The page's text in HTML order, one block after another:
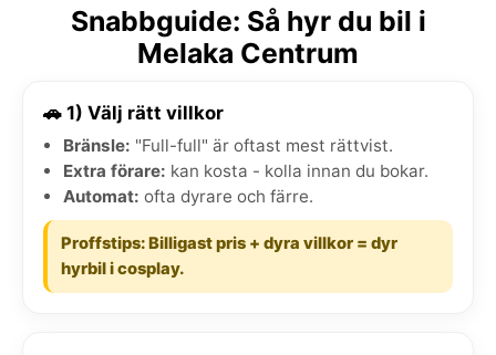
Snabbguide: Så hyr du bil i
Melaka Centrum
🚗 1) Välj rätt villkor
Bränsle: "Full-full" är oftast mest rättvist.
Extra förare: kan kosta - kolla innan du bokar.
Automat: ofta dyrare och färre.
Proffstips: Billigast pris + dyra villkor = dyr
hyrbil i cosplay.